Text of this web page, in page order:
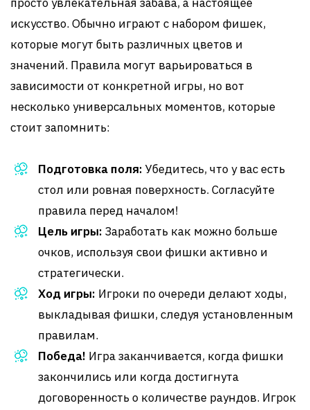
искусство. Обычно играют с набором фишек,
которые могут быть различных цветов и
значений. Правила могут варьироваться в
зависимости от конкретной игры, но вот
несколько универсальных моментов, которые
стоит запомнить:
Подготовка поля: Убедитесь, что у вас есть
стол или ровная поверхность. Согласуйте
правила перед началом!
Цель игры: Заработать как можно больше
очков, используя свои фишки активно и
стратегически.
Ход игры: Игроки по очереди делают ходы,
выкладывая фишки, следуя установленным
правилам.
Победа! Игра заканчивается, когда фишки
закончились или когда достигнута
договоренность о количестве раундов. Игрок